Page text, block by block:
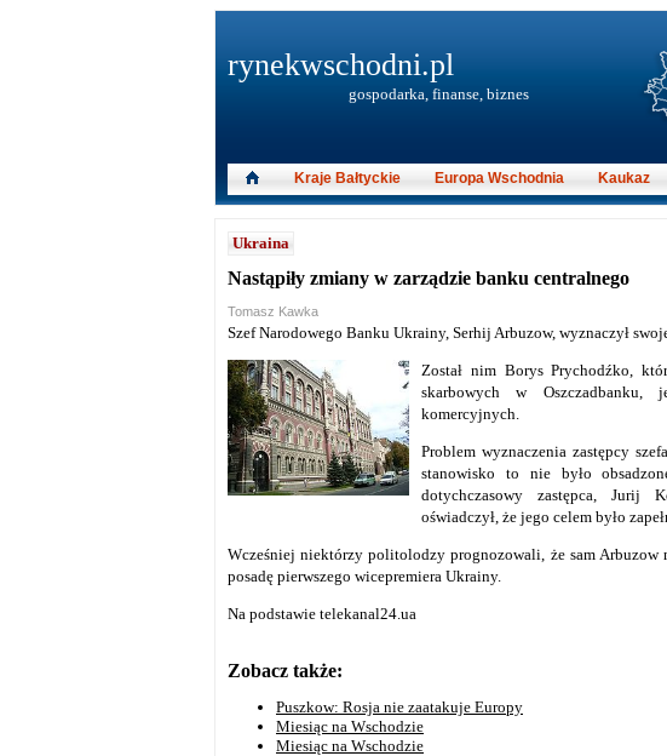
Ukraina
Nastąpiły zmiany w zarządzie banku centralnego
Tomasz Kawka
Szef Narodowego Banku Ukrainy, Serhij Arbuzow, wyznaczył
Został nim Borys Prychodźko,
skarbowych w Oszczadbanku,
komercyjnych.
Problem wyznaczenia zastępcy
stanowisko to nie było
dotychczasowy zastępca, Jurij
oświadczył, że jego celem było
Wcześniej niektórzy politolodzy prognozowali, że sam Arbuzow
posadę pierwszego wicepremiera Ukrainy.
Na podstawie telekanal24.ua
Zobacz także:
Puszkow: Rosja nie zaatakuje Europy
Miesiąc na Wschodzie
Miesiąc na Wschodzie
rynekwschodni.pl
gospodarka, finanse, biznes
Kraje Bałtyckie Europa Wschodnia Kaukaz